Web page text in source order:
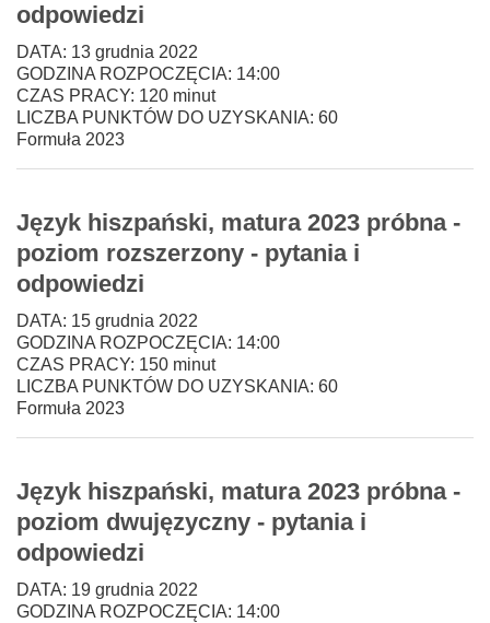
odpowiedzi
DATA: 13 grudnia 2022
GODZINA ROZPOCZĘCIA: 14:00
CZAS PRACY: 120 minut
LICZBA PUNKTÓW DO UZYSKANIA: 60
Formuła 2023
Język hiszpański, matura 2023 próbna -
poziom rozszerzony - pytania i
odpowiedzi
DATA: 15 grudnia 2022
GODZINA ROZPOCZĘCIA: 14:00
CZAS PRACY: 150 minut
LICZBA PUNKTÓW DO UZYSKANIA: 60
Formuła 2023
Język hiszpański, matura 2023 próbna -
poziom dwujęzyczny - pytania i
odpowiedzi
DATA: 19 grudnia 2022
GODZINA ROZPOCZĘCIA: 14:00